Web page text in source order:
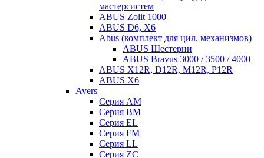
мастерсистем
ABUS Zolit 1000
ABUS D6, X6
Abus (комплект для цил. механизмов)
ABUS Шестерни
ABUS Bravus 3000 / 3500 / 4000
ABUS X12R, D12R, M12R, P12R
ABUS X6
Avers
Серия AM
Серия BM
Серия EL
Серия FM
Серия LL
Серия ZC